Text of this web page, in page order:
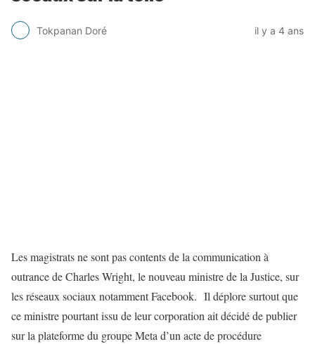
Tokpanan Doré il y a 4 ans
Les magistrats ne sont pas contents de la communication à
outrance de Charles Wright, le nouveau ministre de la Justice, sur
les réseaux sociaux notamment Facebook. Il déplore surtout que
ce ministre pourtant issu de leur corporation ait décidé de publier
sur la plateforme du groupe Meta d’un acte de procédure